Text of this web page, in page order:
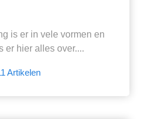
is er in vele vormen en
er hier alles over....
Artikelen